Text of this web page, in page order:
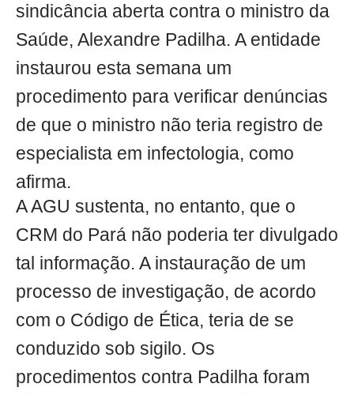
sindicância aberta contra o ministro da
Saúde, Alexandre Padilha. A entidade
instaurou esta semana um
procedimento para verificar denúncias
de que o ministro não teria registro de
especialista em infectologia, como
afirma.
A AGU sustenta, no entanto, que o
CRM do Pará não poderia ter divulgado
tal informação. A instauração de um
processo de investigação, de acordo
com o Código de Ética, teria de se
conduzido sob sigilo. Os
procedimentos contra Padilha foram